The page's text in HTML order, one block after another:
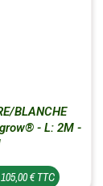
BLANCHE
- L: 2M -
€ TTC